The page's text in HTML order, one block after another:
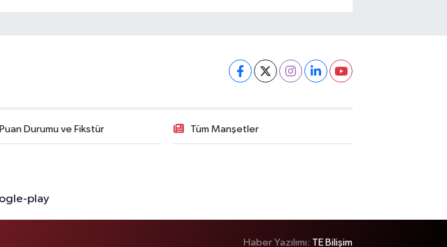
Puan Durumu ve Fikstür Tüm Manşetler
Haber Yazılımı: TE Bilişim